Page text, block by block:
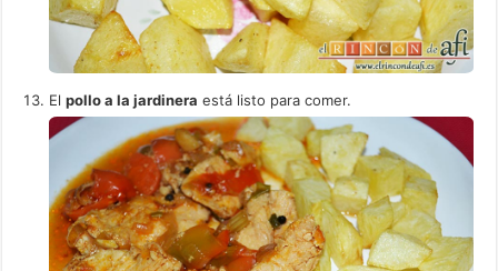
Elpollo a la jardinera está listo para comer.